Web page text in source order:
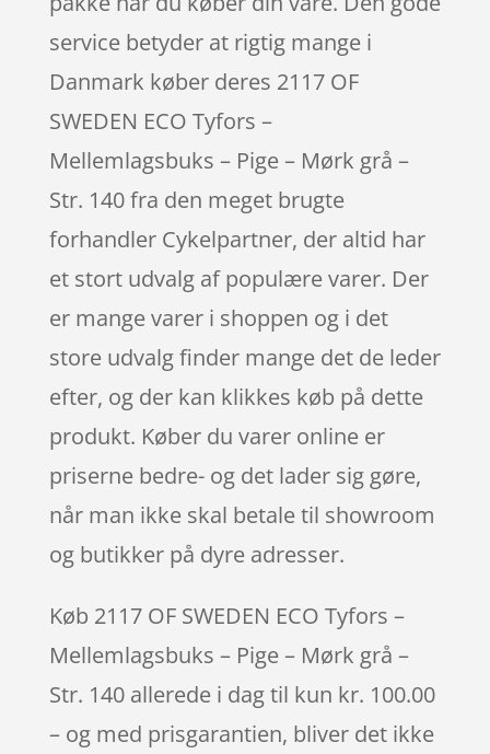
service betyder at rigtig mange i
Danmark køber deres 2117 OF
SWEDEN ECO Tyfors –
Mellemlagsbuks – Pige – Mørk grå –
Str. 140 fra den meget brugte
forhandler Cykelpartner, der altid har
et stort udvalg af populære varer. Der
er mange varer i shoppen og i det
store udvalg finder mange det de leder
efter, og der kan klikkes køb på dette
produkt. Køber du varer online er
priserne bedre- og det lader sig gøre,
når man ikke skal betale til showroom
og butikker på dyre adresser.
Køb 2117 OF SWEDEN ECO Tyfors –
Mellemlagsbuks – Pige – Mørk grå –
Str. 140 allerede i dag til kun kr. 100.00
– og med prisgarantien, bliver det ikke